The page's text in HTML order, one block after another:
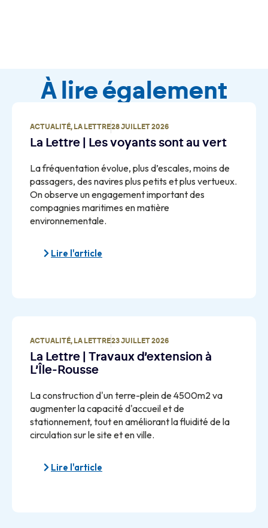
À lire également
ACTUALITÉ, LA LETTRE28 JUILLET 2026
La Lettre | Les voyants sont au vert
La fréquentation évolue, plus d’escales, moins de
passagers, des navires plus petits et plus vertueux.
On observe un engagement important des
compagnies maritimes en matière
environnementale.
Lire l'article
ACTUALITÉ, LA LETTRE23 JUILLET 2026
La Lettre | Travaux d’extension à
L’Île-Rousse
La construction d'un terre-plein de 4500m2 va
augmenter la capacité d'accueil et de
stationnement, tout en améliorant la fluidité de la
circulation sur le site et en ville.
Lire l'article